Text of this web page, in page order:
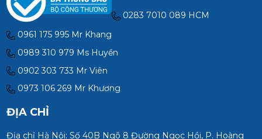
0283 7010 089 HCM
0961 175 995 Mr Khang
0989 310 979 Ms Huyền
0902 303 733 Mr Viên
0973 106 269 Mr Khương
ĐỊA CHỈ
Địa chỉ Hà Nội: Số 40B Ngõ 8 Đường Ngọc Hồi, P. Hoàng